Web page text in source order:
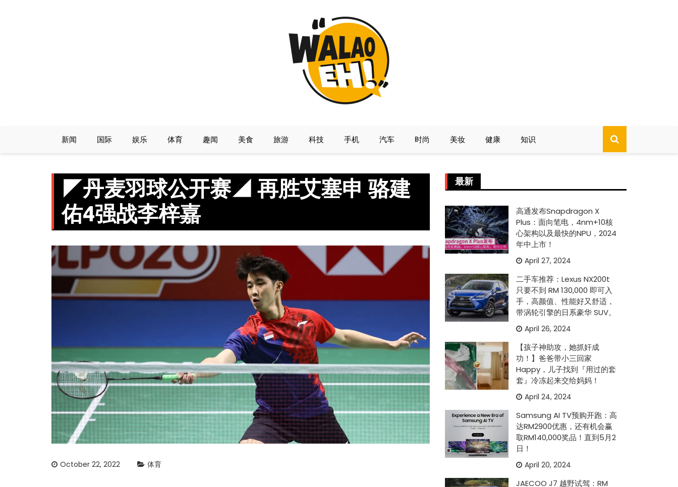
新闻 国际 娱乐 体育 趣闻 美食 旅游 科技 手机 汽车 时尚 美妆 健康 知识
◤丹麦羽球公开赛◢ 再胜艾塞申 骆建
佑4强战李梓嘉
October 22, 2022 体育
最新
高通发布Snapdragon X
Plus：面向笔电，4nm+10核
心架构以及最快的NPU，2024
年中上市！
April 27, 2024
二手车推荐：Lexus NX200t
只要不到 RM 130,000 即可入
手，高颜值、性能好又舒适，
带涡轮引擎的日系豪华 SUV。
April 26, 2024
【孩子神助攻，她抓奸成
功！】爸爸带小三回家
Happy，儿子找到『用过的套
套』冷冻起来交给妈妈！
April 24, 2024
Samsung AI TV预购开跑：高
达RM2900优惠，还有机会赢
取RM140,000奖品！直到5月2
日！
April 20, 2024
JAECOO J7 越野试驾：RM